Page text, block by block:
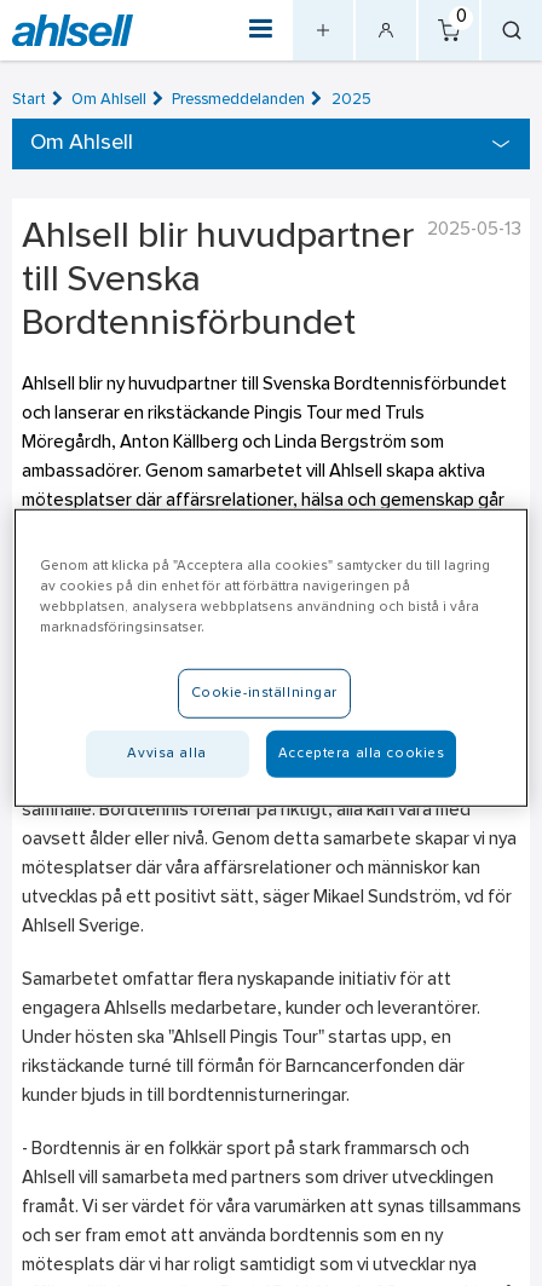
0
Start Om Ahlsell Pressmeddelanden 2025
Om Ahlsell
2025-05-13
Ahlsell blir huvudpartner
till Svenska
Bordtennisförbundet
Ahlsell blir ny huvudpartner till Svenska Bordtennisförbundet
och lanserar en rikstäckande Pingis Tour med Truls
Möregårdh, Anton Källberg och Linda Bergström som
ambassadörer. Genom samarbetet vill Ahlsell skapa aktiva
mötesplatser där affärsrelationer, hälsa och gemenskap går
Svenska Bordtennisförbundet går in i ett händelserikt år med
stora internationella evenemang och ett starkt fokus på hälsa
visionen om att använda idrottens kraft för att skapa
gemenskap, engagera fler och inspirera till ett friskare
- Vi vill främja hälsosam rörelse och bidra till ett friskare
samhälle. Bordtennis förenar på riktigt, alla kan vara med
oavsett ålder eller nivå. Genom detta samarbete skapar vi nya
mötesplatser där våra affärsrelationer och människor kan
utvecklas på ett positivt sätt, säger Mikael Sundström, vd för
Ahlsell Sverige.
Samarbetet omfattar flera nyskapande initiativ för att
engagera Ahlsells medarbetare, kunder och leverantörer.
Under hösten ska "Ahlsell Pingis Tour" startas upp, en
rikstäckande turné till förmån för Barncancerfonden där
kunder bjuds in till bordtennisturneringar.
- Bordtennis är en folkkär sport på stark frammarsch och
Ahlsell vill samarbeta med partners som driver utvecklingen
framåt. Vi ser värdet för våra varumärken att synas tillsammans
och ser fram emot att använda bordtennis som en ny
mötesplats där vi har roligt samtidigt som vi utvecklar nya
Genom att klicka på "Acceptera alla cookies" samtycker du till lagring
av cookies på din enhet för att förbättra navigeringen på
webbplatsen, analysera webbplatsens användning och bistå i våra
marknadsföringsinsatser.
Cookie-inställningar
Avvisa alla Acceptera alla cookies